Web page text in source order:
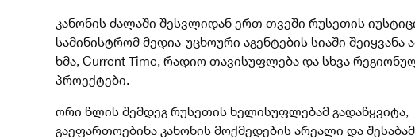
კანონის ძალაში შესვლიდან ერთ თვეში რუსეთის
სამინისტრომ მედია-უცხოური აგენტების სიაში შეიყვანა
ხმა, Current Time, რადიო თავისუფლება და სხვა
პროექტები.
ორი წლის შემდეგ რუსეთის ხელისუფლებამ გადაწყვიტა,
გაეფართოებინა კანონის მოქმედების არეალი და